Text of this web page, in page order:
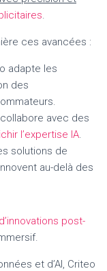
.
ces avancées :
adapte les
des
avec des
l’expertise IA.
solutions de
au-delà des
d’innovations post-
et d’AI, Criteo